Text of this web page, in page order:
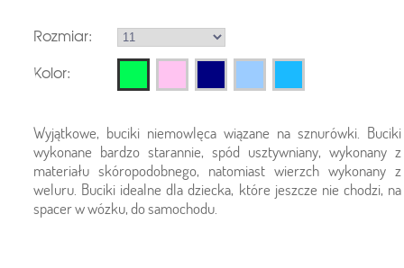
Rozmiar:
Kolor:
Wyjątkowe, buciki niemowlęca wiązane na sznurówki. Buciki
wykonane bardzo starannie, spód usztywniany, wykonany z
materiału skóropodobnego, natomiast wierzch wykonany z
weluru. Buciki idealne dla dziecka, które jeszcze nie chodzi, na
spacer w wózku, do samochodu.